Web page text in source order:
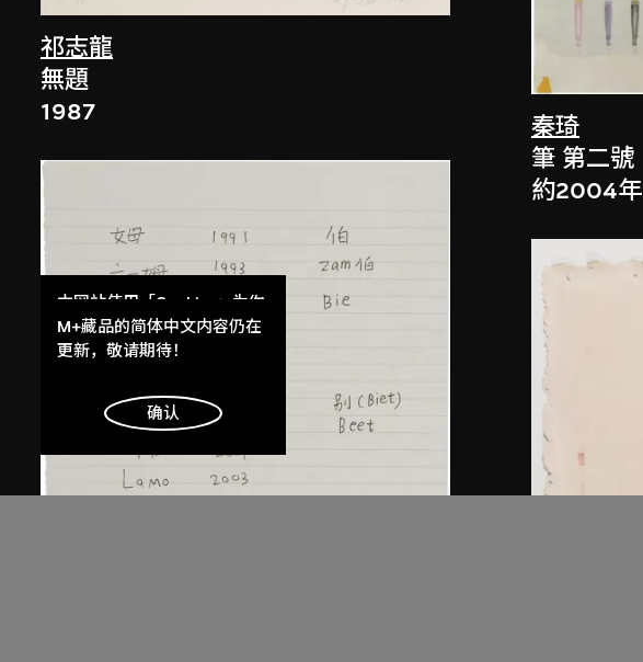
祁志龍
無題
1987
秦琦
筆 第二號
約2004年
本网站使用「Cookies」为你
提供最好的网站体验。
了解更多
明白
M+藏品的简体中文内容仍在
更新，敬请期待！
确认